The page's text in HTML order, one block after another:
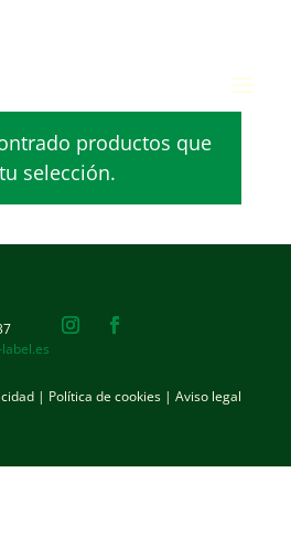
productos que
selección.
| Política de cookies |Aviso legal